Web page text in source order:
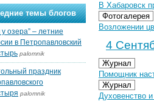
В Хабаровск
Фотогалерея
Возложении
4
Журнал
Помощник
Журнал
Духовенство
темы блогов
озера” – летние
в Петропавловский
palomnik
праздник
palomnik